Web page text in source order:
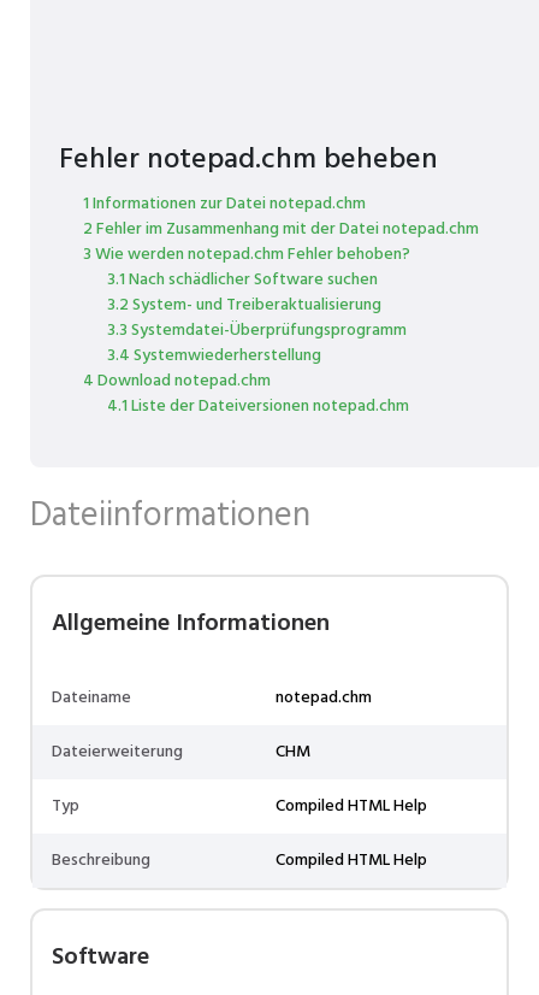
Fehler notepad.chm beheben
1 Informationen zur Datei notepad.chm
2 Fehler im Zusammenhang mit der Datei notepad.chm
3 Wie werden notepad.chm Fehler behoben?
3.1 Nach schädlicher Software suchen
3.2 System- und Treiberaktualisierung
3.3 Systemdatei-Überprüfungsprogramm
3.4 Systemwiederherstellung
4 Download notepad.chm
4.1 Liste der Dateiversionen notepad.chm
Dateiinformationen
Allgemeine Informationen
Dateiname
notepad.chm
Dateierweiterung
CHM
Typ
Compiled HTML Help
Beschreibung
Compiled HTML Help
Software